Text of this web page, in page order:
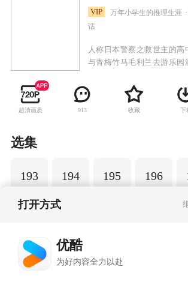
VIP 万年小学生的推理生涯
话
人称日本警察之救世主的高
与青梅竹马毛利兰去游乐园
踪，并目睹了黑衣人正在进
却被另一名黑衣人在背后击
名为APTX-4869的毒药，致
侦探，柯南实在看不下去毛
超清画质 913 收藏 下
选集
193 194 195 196
打开方式
优酷
为好内容全力以赴